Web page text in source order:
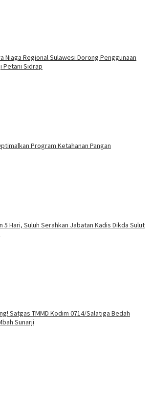
Niaga Regional Sulawesi Dorong Penggunaan
Petani Sidrap
Program Ketahanan Pangan
5 Hari, Suluh Serahkan Jabatan Kadis Dikda Sulut
Satgas TMMD Kodim 0714/Salatiga Bedah
Sunarji